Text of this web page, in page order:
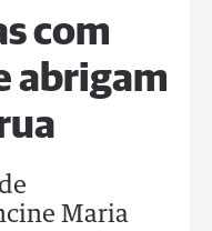
com
abrigam
Maria